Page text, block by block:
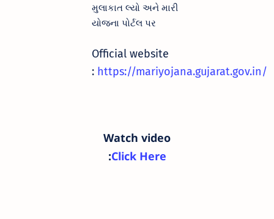
મુલાકાત લ્યો અને મારી
યોજના પોર્ટલ પર
Official website
: https://mariyojana.gujarat.gov.in/
Watch video
:Click Here